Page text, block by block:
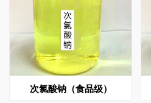
次氯酸钠（食品级）